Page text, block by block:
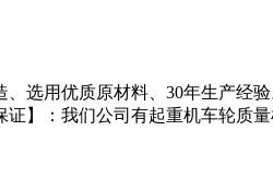
选用优质原材料、30年生产经
】：我们公司有起重机车轮质